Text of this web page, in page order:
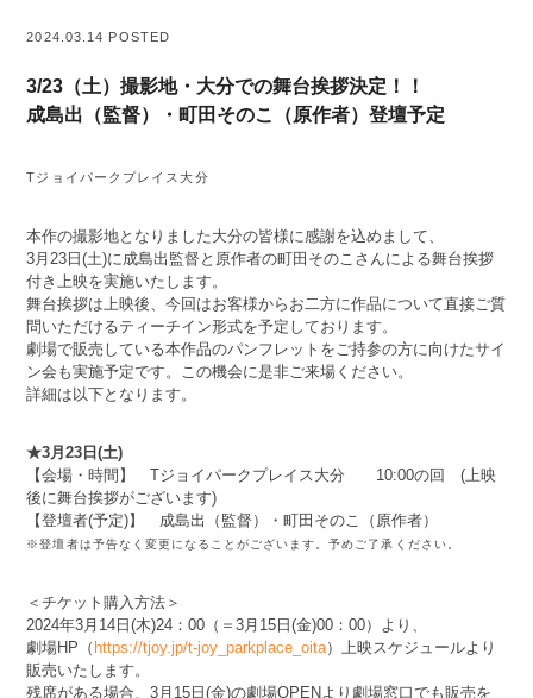
2024.03.14 POSTED
3/23（土）撮影地・大分での舞台挨拶決定！！
成島出（監督）・町田そのこ（原作者）登壇予定
Tジョイパークプレイス大分
本作の撮影地となりました大分の皆様に感謝を込めまして、
3月23日(土)に成島出監督と原作者の町田そのこさんによる舞台挨拶
付き上映を実施いたします。
舞台挨拶は上映後、今回はお客様からお二方に作品について直接ご質
問いただけるティーチイン形式を予定しております。
劇場で販売している本作品のパンフレットをご持参の方に向けたサイ
ン会も実施予定です。この機会に是非ご来場ください。
詳細は以下となります。
★3月23日(土)
【会場・時間】 Tジョイパークプレイス大分 10:00の回 (上映
後に舞台挨拶がございます)
【登壇者(予定)】 成島出（監督）・町田そのこ（原作者）
※登壇者は予告なく変更になることがございます。予めご了承ください。
＜チケット購入方法＞
2024年3月14日(木)24：00（＝3月15日(金)00：00）より、
劇場HP（ https://tjoy.jp/t-joy_parkplace_oita）上映スケジュールより
販売いたします。
残席がある場合、3月15日(金)の劇場OPENより劇場窓口でも販売を